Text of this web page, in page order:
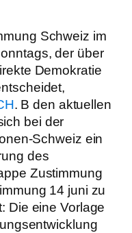
Schweiz im
der über
Demokratie
. B den aktuellen
bei der
Schweiz ein
des
Zustimmung
14 juni zu
Die eine Vorlage